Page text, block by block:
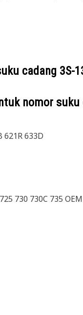
cadang 3S-
nomor suku
621R 633D
730 730C 735